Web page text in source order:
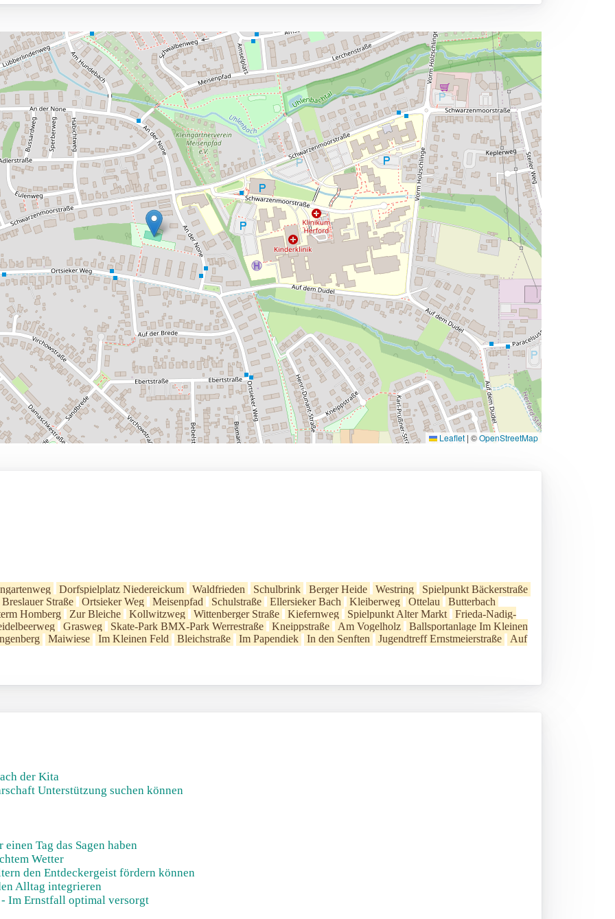
Leaflet | ©OpenStreetMap
Dorfspielplatz Niedereickum Waldfrieden Schulbrink Berger Heide Westring
Spielpunkt Bäckerstraße
Breslauer Straße
Ortsieker Weg Meisenpfad Schulstraße Ellersieker Bach Kleiberweg Ottelau
Butterbach
Homberg
Zur Bleiche Kollwitzweg Wittenberger Straße Kiefernweg Spielpunkt Alter Markt
Frieda-Nadig-
Grasweg Skate-Park BMX-Park Werrestraße Kneippstraße Am Vogelholz
Ballsportanlage Im Kleinen
Maiwiese Im Kleinen Feld Bleichstraße Im Papendiek In den Senften Jugendtreff Ernstmeierstraße Auf
der Kita
Unterstützung suchen können
Tag das Sagen haben
Wetter
den Entdeckergeist fördern können
Alltag integrieren
Im Ernstfall optimal versorgt